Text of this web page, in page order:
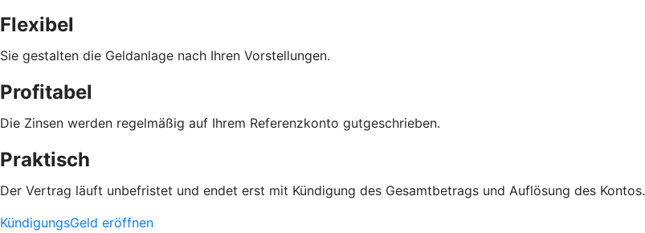
Flexibel
Sie gestalten die Geldanlage nach Ihren Vorstellungen.
Profitabel
Die Zinsen werden regelmäßig auf Ihrem Referenzkonto gutgeschrieben.
Praktisch
Der Vertrag läuft unbefristet und endet erst mit Kündigung des Gesamtbetrags und Auflösung des Kontos.
KündigungsGeld eröffnen